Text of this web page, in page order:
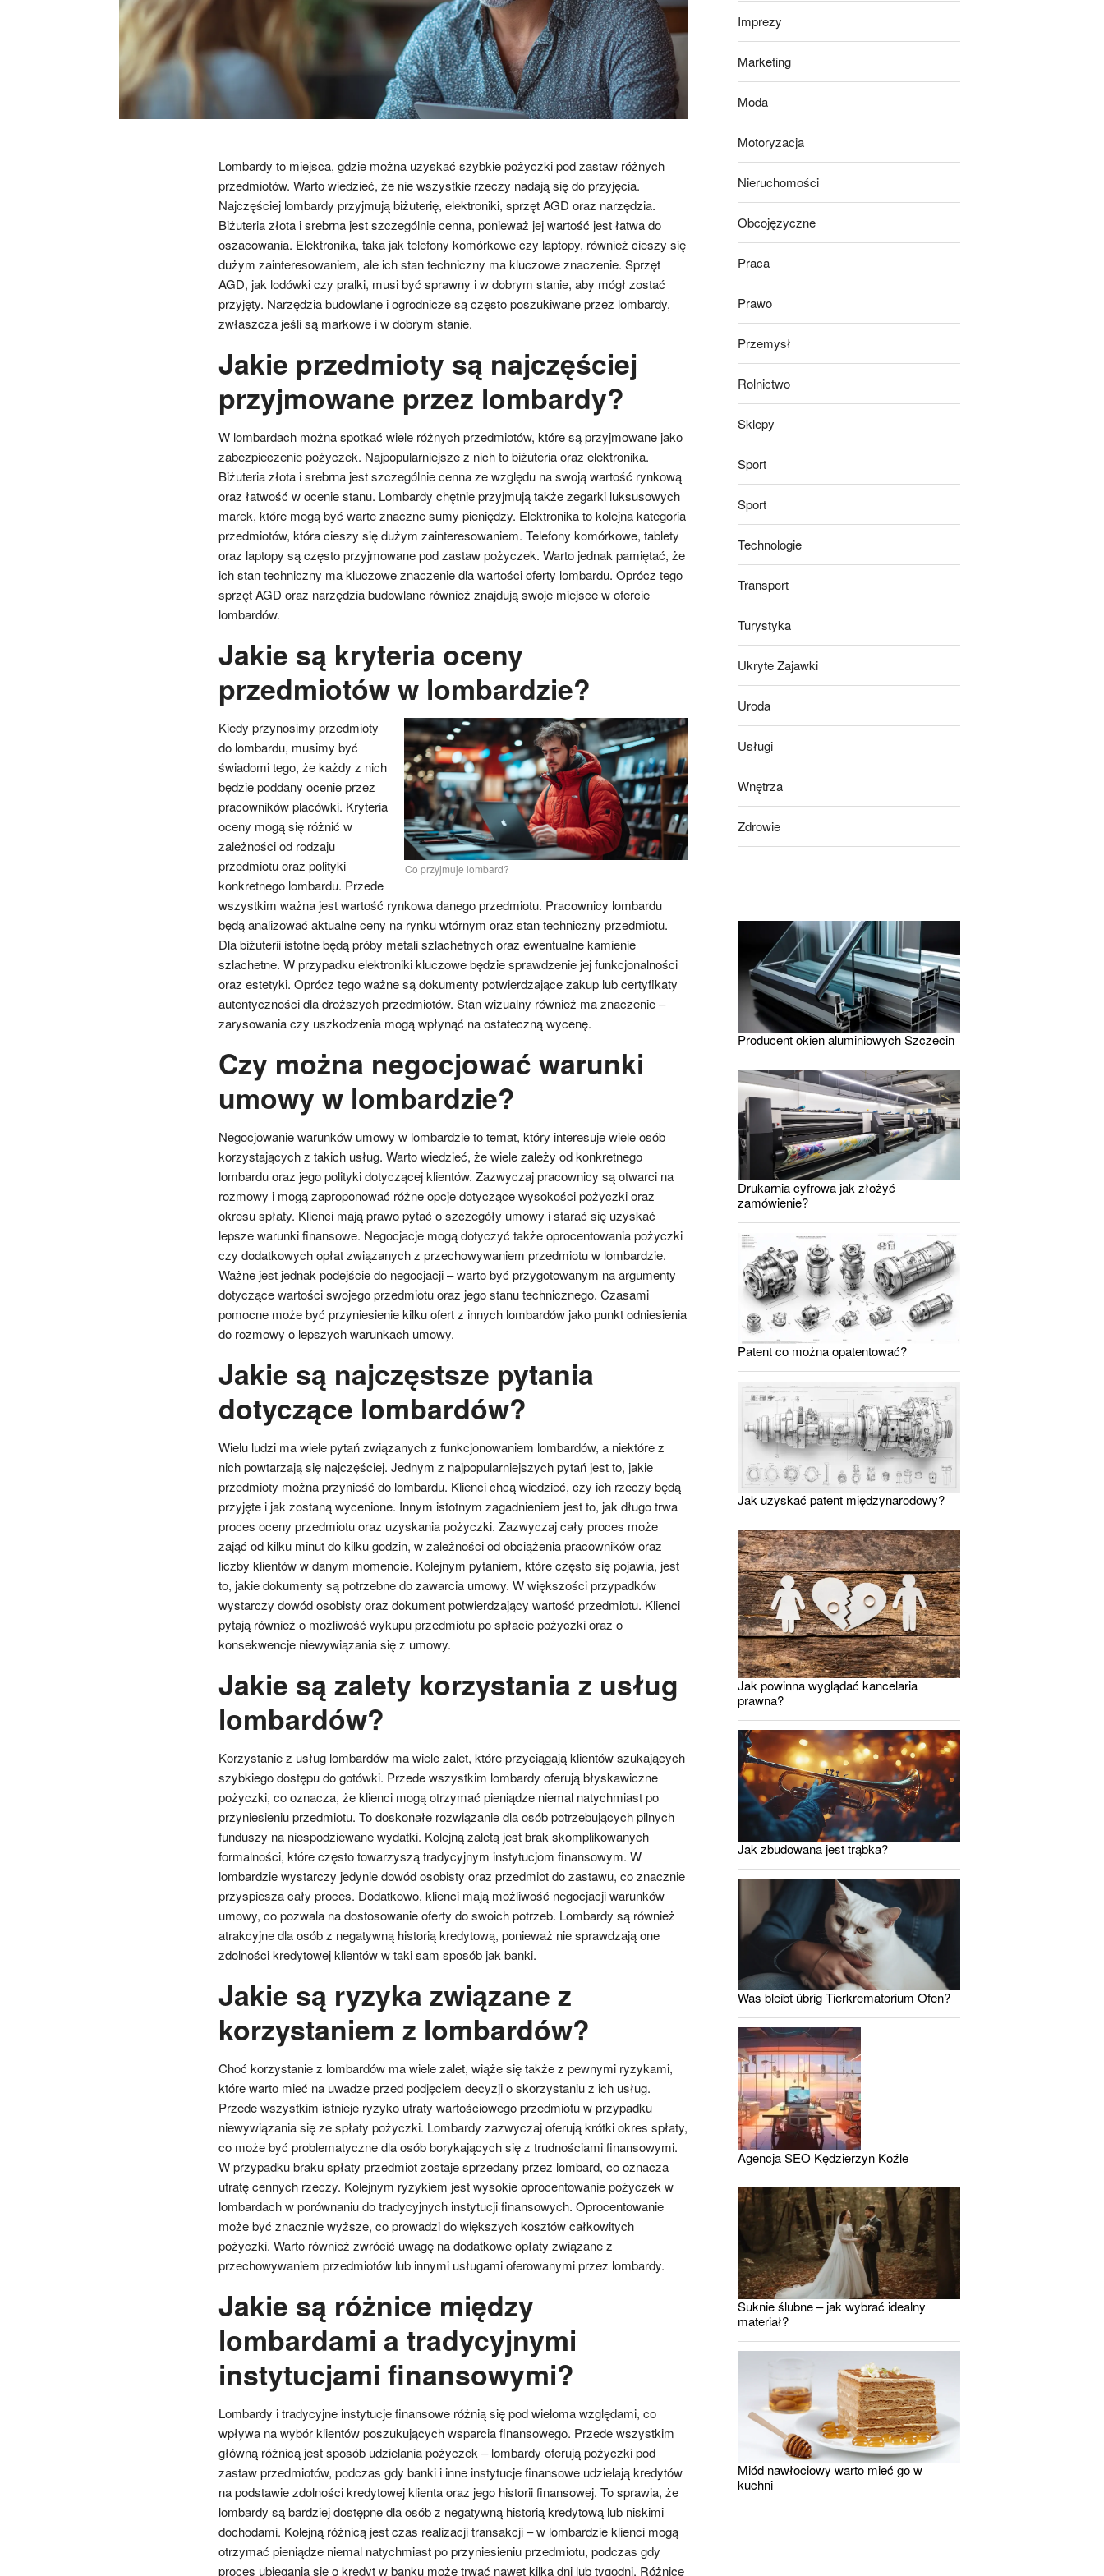
Lombardy to miejsca, gdzie można uzyskać szybkie pożyczki pod zastaw różnych
przedmiotów. Warto wiedzieć, że nie wszystkie rzeczy nadają się do przyjęcia.
Najczęściej lombardy przyjmują biżuterię, elektroniki, sprzęt AGD oraz narzędzia.
Biżuteria złota i srebrna jest szczególnie cenna, ponieważ jej wartość jest łatwa do
oszacowania. Elektronika, taka jak telefony komórkowe czy laptopy, również cieszy się
dużym zainteresowaniem, ale ich stan techniczny ma kluczowe znaczenie. Sprzęt
AGD, jak lodówki czy pralki, musi być sprawny i w dobrym stanie, aby mógł zostać
przyjęty. Narzędzia budowlane i ogrodnicze są często poszukiwane przez lombardy,
zwłaszcza jeśli są markowe i w dobrym stanie.
Jakie przedmioty są najczęściej
przyjmowane przez lombardy?
W lombardach można spotkać wiele różnych przedmiotów, które są przyjmowane jako
zabezpieczenie pożyczek. Najpopularniejsze z nich to biżuteria oraz elektronika.
Biżuteria złota i srebrna jest szczególnie cenna ze względu na swoją wartość rynkową
oraz łatwość w ocenie stanu. Lombardy chętnie przyjmują także zegarki luksusowych
marek, które mogą być warte znaczne sumy pieniędzy. Elektronika to kolejna kategoria
przedmiotów, która cieszy się dużym zainteresowaniem. Telefony komórkowe, tablety
oraz laptopy są często przyjmowane pod zastaw pożyczek. Warto jednak pamiętać, że
ich stan techniczny ma kluczowe znaczenie dla wartości oferty lombardu. Oprócz tego
sprzęt AGD oraz narzędzia budowlane również znajdują swoje miejsce w ofercie
lombardów.
Jakie są kryteria oceny
przedmiotów w lombardzie?
Co przyjmuje lombard?
Kiedy przynosimy przedmioty
do lombardu, musimy być
świadomi tego, że każdy z nich
będzie poddany ocenie przez
pracowników placówki. Kryteria
oceny mogą się różnić w
zależności od rodzaju
przedmiotu oraz polityki
konkretnego lombardu. Przede
wszystkim ważna jest wartość rynkowa danego przedmiotu. Pracownicy lombardu
będą analizować aktualne ceny na rynku wtórnym oraz stan techniczny przedmiotu.
Dla biżuterii istotne będą próby metali szlachetnych oraz ewentualne kamienie
szlachetne. W przypadku elektroniki kluczowe będzie sprawdzenie jej funkcjonalności
oraz estetyki. Oprócz tego ważne są dokumenty potwierdzające zakup lub certyfikaty
autentyczności dla droższych przedmiotów. Stan wizualny również ma znaczenie –
zarysowania czy uszkodzenia mogą wpłynąć na ostateczną wycenę.
Czy można negocjować warunki
umowy w lombardzie?
Negocjowanie warunków umowy w lombardzie to temat, który interesuje wiele osób
korzystających z takich usług. Warto wiedzieć, że wiele zależy od konkretnego
lombardu oraz jego polityki dotyczącej klientów. Zazwyczaj pracownicy są otwarci na
rozmowy i mogą zaproponować różne opcje dotyczące wysokości pożyczki oraz
okresu spłaty. Klienci mają prawo pytać o szczegóły umowy i starać się uzyskać
lepsze warunki finansowe. Negocjacje mogą dotyczyć także oprocentowania pożyczki
czy dodatkowych opłat związanych z przechowywaniem przedmiotu w lombardzie.
Ważne jest jednak podejście do negocjacji – warto być przygotowanym na argumenty
dotyczące wartości swojego przedmiotu oraz jego stanu technicznego. Czasami
pomocne może być przyniesienie kilku ofert z innych lombardów jako punkt odniesienia
do rozmowy o lepszych warunkach umowy.
Jakie są najczęstsze pytania
dotyczące lombardów?
Wielu ludzi ma wiele pytań związanych z funkcjonowaniem lombardów, a niektóre z
nich powtarzają się najczęściej. Jednym z najpopularniejszych pytań jest to, jakie
przedmioty można przynieść do lombardu. Klienci chcą wiedzieć, czy ich rzeczy będą
przyjęte i jak zostaną wycenione. Innym istotnym zagadnieniem jest to, jak długo trwa
proces oceny przedmiotu oraz uzyskania pożyczki. Zazwyczaj cały proces może
zająć od kilku minut do kilku godzin, w zależności od obciążenia pracowników oraz
liczby klientów w danym momencie. Kolejnym pytaniem, które często się pojawia, jest
to, jakie dokumenty są potrzebne do zawarcia umowy. W większości przypadków
wystarczy dowód osobisty oraz dokument potwierdzający wartość przedmiotu. Klienci
pytają również o możliwość wykupu przedmiotu po spłacie pożyczki oraz o
konsekwencje niewywiązania się z umowy.
Jakie są zalety korzystania z usług
lombardów?
Korzystanie z usług lombardów ma wiele zalet, które przyciągają klientów szukających
szybkiego dostępu do gotówki. Przede wszystkim lombardy oferują błyskawiczne
pożyczki, co oznacza, że klienci mogą otrzymać pieniądze niemal natychmiast po
przyniesieniu przedmiotu. To doskonałe rozwiązanie dla osób potrzebujących pilnych
funduszy na niespodziewane wydatki. Kolejną zaletą jest brak skomplikowanych
formalności, które często towarzyszą tradycyjnym instytucjom finansowym. W
lombardzie wystarczy jedynie dowód osobisty oraz przedmiot do zastawu, co znacznie
przyspiesza cały proces. Dodatkowo, klienci mają możliwość negocjacji warunków
umowy, co pozwala na dostosowanie oferty do swoich potrzeb. Lombardy są również
atrakcyjne dla osób z negatywną historią kredytową, ponieważ nie sprawdzają one
zdolności kredytowej klientów w taki sam sposób jak banki.
Jakie są ryzyka związane z
korzystaniem z lombardów?
Choć korzystanie z lombardów ma wiele zalet, wiąże się także z pewnymi ryzykami,
które warto mieć na uwadze przed podjęciem decyzji o skorzystaniu z ich usług.
Przede wszystkim istnieje ryzyko utraty wartościowego przedmiotu w przypadku
niewywiązania się ze spłaty pożyczki. Lombardy zazwyczaj oferują krótki okres spłaty,
co może być problematyczne dla osób borykających się z trudnościami finansowymi.
W przypadku braku spłaty przedmiot zostaje sprzedany przez lombard, co oznacza
utratę cennych rzeczy. Kolejnym ryzykiem jest wysokie oprocentowanie pożyczek w
lombardach w porównaniu do tradycyjnych instytucji finansowych. Oprocentowanie
może być znacznie wyższe, co prowadzi do większych kosztów całkowitych
pożyczki. Warto również zwrócić uwagę na dodatkowe opłaty związane z
przechowywaniem przedmiotów lub innymi usługami oferowanymi przez lombardy.
Jakie są różnice między
lombardami a tradycyjnymi
instytucjami finansowymi?
Lombardy i tradycyjne instytucje finansowe różnią się pod wieloma względami, co
wpływa na wybór klientów poszukujących wsparcia finansowego. Przede wszystkim
główną różnicą jest sposób udzielania pożyczek – lombardy oferują pożyczki pod
zastaw przedmiotów, podczas gdy banki i inne instytucje finansowe udzielają kredytów
na podstawie zdolności kredytowej klienta oraz jego historii finansowej. To sprawia, że
lombardy są bardziej dostępne dla osób z negatywną historią kredytową lub niskimi
dochodami. Kolejną różnicą jest czas realizacji transakcji – w lombardzie klienci mogą
otrzymać pieniądze niemal natychmiast po przyniesieniu przedmiotu, podczas gdy
proces ubiegania się o kredyt w banku może trwać nawet kilka dni lub tygodni. Różnice
Imprezy
Marketing
Moda
Motoryzacja
Nieruchomości
Obcojęzyczne
Praca
Prawo
Przemysł
Rolnictwo
Sklepy
Sport
Sport
Technologie
Transport
Turystyka
Ukryte Zajawki
Uroda
Usługi
Wnętrza
Zdrowie
Producent okien aluminiowych Szczecin
Drukarnia cyfrowa jak złożyć
zamówienie?
Patent co można opatentować?
Jak uzyskać patent międzynarodowy?
Jak powinna wyglądać kancelaria
prawna?
Jak zbudowana jest trąbka?
Was bleibt übrig Tierkrematorium Ofen?
Agencja SEO Kędzierzyn Koźle
Suknie ślubne – jak wybrać idealny
materiał?
Miód nawłociowy warto mieć go w
kuchni